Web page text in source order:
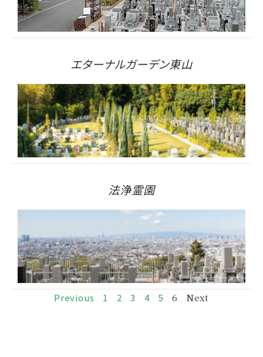
エターナルガーデン東山
法浄霊園
Previous 1 2 3 4 5 6 Next